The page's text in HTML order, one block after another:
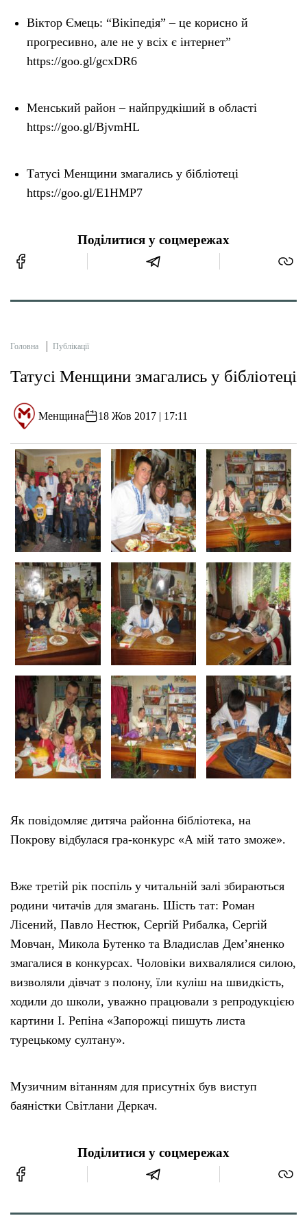
Віктор Ємець: “Вікіпедія” – це корисно й
прогресивно, але не у всіх є інтернет”
https://goo.gl/gcxDR6
Менський район – найпрудкіший в області
https://goo.gl/BjvmHL
Татусі Менщини змагались у бібліотеці
https://goo.gl/E1HMP7
Поділитися у соцмережах
Головна Публікації
Татусі Менщини змагались у бібліотеці
Менщина 18 Жов 2017 | 17:11
Як повідомляє дитяча районна бібліотека, на
Покрову відбулася гра-конкурс «А мій тато зможе».
Вже третій рік поспіль у читальній залі збираються
родини читачів для змагань. Шість тат: Роман
Лісений, Павло Нестюк, Сергій Рибалка, Сергій
Мовчан, Микола Бутенко та Владислав Дем’яненко
змагалися в конкурсах. Чоловіки вихвалялися силою,
визволяли дівчат з полону, їли куліш на швидкість,
ходили до школи, уважно працювали з репродукцією
картини І. Репіна «Запорожці пишуть листа
турецькому султану».
Музичним вітанням для присутніх був виступ
баяністки Світлани Деркач.
Поділитися у соцмережах